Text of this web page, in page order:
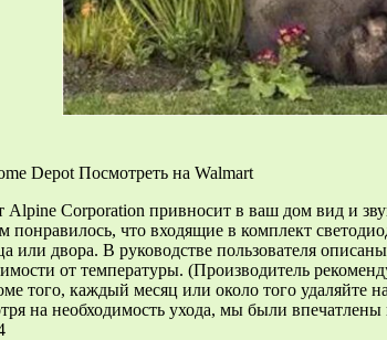
Depot Посмотреть на Walmart
Corporation привносит в ваш дом вид и
понравилось, что входящие в комплект
или двора. В руководстве пользователя
от температуры. (Производитель
того, каждый месяц или около того удаляйте
на необходимость ухода, мы были